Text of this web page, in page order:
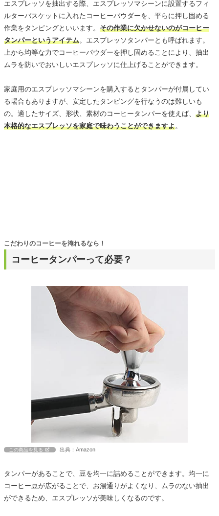
エスプレッソを抽出する際、エスプレッソマシーンに設置するフィ
ルターバスケットに入れたコーヒーパウダーを、平らに押し固める
作業をタンピングといいます。 その作業に欠かせないのがコーヒー
タンパーというアイテム。エスプレッソタンパーとも呼ばれます。
上から均等な力でコーヒーパウダーを押し固めることにより、抽出
ムラを防いでおいしいエスプレッソに仕上げることができます。
家庭用のエスプレッソマシーンを購入するとタンパーが付属してい
る場合もありますが、安定したタンピングを行なうのは難しいも
の。適したサイズ、形状、素材のコーヒータンパーを使えば、 より
本格的なエスプレッソを家庭で味わうことができますよ。
コーヒータンパーって必要？
こだわりのコーヒーを淹れるなら！
この商品を見る 出典：Amazon
タンパーがあることで、豆を均一に詰めることができます。均一に
コーヒー豆が広がることで、お湯通りがよくなり、ムラのない抽出
ができるため、エスプレッソが美味しくなるのです。